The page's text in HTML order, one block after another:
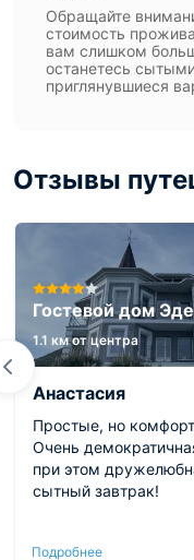
Обращайте
стоимость
вам слишком
останетесь
приглянувшиеся
Отзывы
Гостевой дом
1.1 км от центра
Анастасия
Простые, но
Очень
при этом
сытный завтрак!
Подробнее